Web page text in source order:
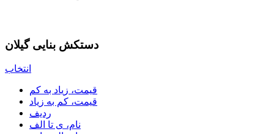
دستکش بنایی گیلان
انتخاب
قیمت، زیاد به کم
قیمت، کم به زیاد
ردیف
نام، ی تا الف